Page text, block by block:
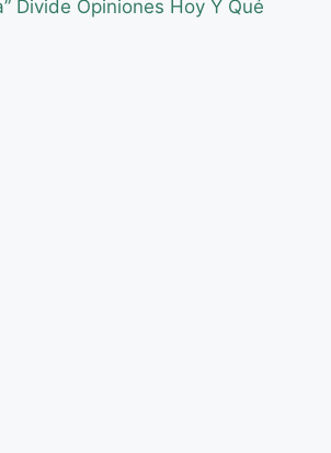
Divide Opiniones Hoy Y Qué